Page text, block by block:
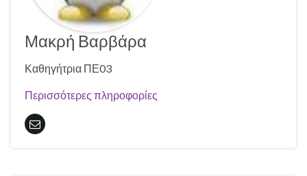
Μακρή Βαρβάρα
Καθηγήτρια ΠΕ03
Περισσότερες πληροφορίες